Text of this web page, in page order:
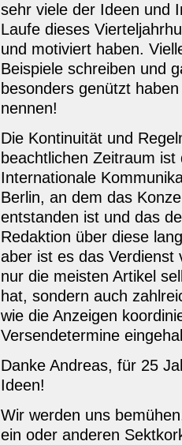
sehr viele der Ideen und
Laufe dieses
und motiviert haben.
Beispiele schreiben und
besonders genützt
nennen!
Die Kontinuität und
beachtlichen Zeitraum
Internationale
Berlin, an dem das
entstanden ist und das
Redaktion über diese
aber ist es das Verdienst
nur die meisten Artikel
hat, sondern auch
wie die Anzeigen
Versendetermine
Danke Andreas, für 25
Ideen!
Wir werden uns
ein oder anderen